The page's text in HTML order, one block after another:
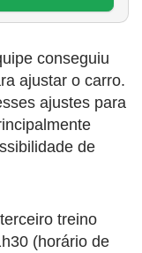
conseguiu
ajustar o carro.
ajustes para
de
treino
(horário de